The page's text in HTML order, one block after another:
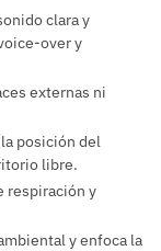
clara y
over y
externas ni
posición del
libre.
respiración y
y enfoca la